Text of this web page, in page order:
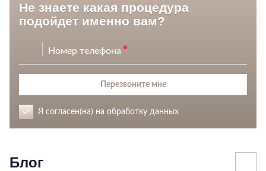
Не знаете какая процедура
подойдет именно вам?
Номер телефона
Перезвоните мне
Я согласен(на) на обработку данных
Блог